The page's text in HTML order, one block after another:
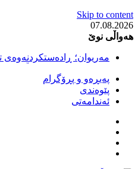
Skip to content
07.08.2026
هەواڵی نوێ
مەریوان؛ ڕادەستکردنەوەی
سەقز؛ دەسبەسەری دوو گەنج
کوژرانی هاوڵاتییەکی
مەریوان و ڕوانسەر؛
پەیڕەو و پڕۆگرام
پێوەندی
ئەندامەتی